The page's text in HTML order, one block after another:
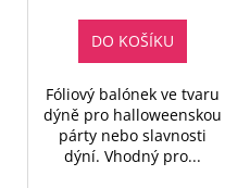
DO KOŠÍKU
Fóliový balónek ve tvaru
dýně pro halloweenskou
párty nebo slavnosti
dýní. Vhodný pro...